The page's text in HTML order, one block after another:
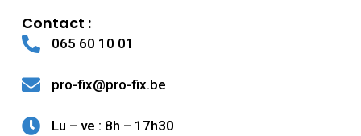
Contact :
065 60 10 01
pro-fix@pro-fix.be
Lu – ve : 8h – 17h30